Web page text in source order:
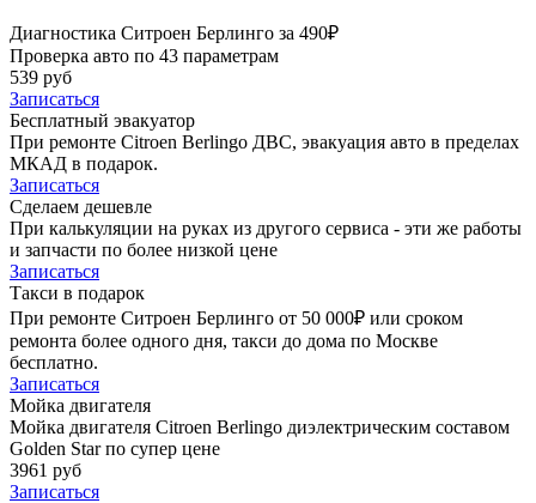
Диагностика Ситроен Берлинго за 490₽
Проверка авто по 43 параметрам
539 руб
Записаться
Бесплатный эвакуатор
При ремонте Citroen Berlingo ДВС, эвакуация авто в пределах
МКАД в подарок.
Записаться
Сделаем дешевле
При калькуляции на руках из другого сервиса - эти же работы
и запчасти по более низкой цене
Записаться
Такси в подарок
При ремонте Ситроен Берлинго от 50 000₽ или сроком
ремонта более одного дня, такси до дома по Москве
бесплатно.
Записаться
Мойка двигателя
Мойка двигателя Citroen Berlingo диэлектрическим составом
Golden Star по супер цене
3961 руб
Записаться